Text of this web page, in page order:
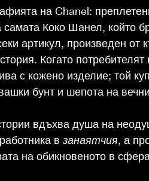
на Chanel:
самата Коко Шанел, който
артикул, произведен
Когато потребителят
с кожено изделие; той
бунт и шепота на
вдъхва душа на
в занаятчия, а
на обикновеното в